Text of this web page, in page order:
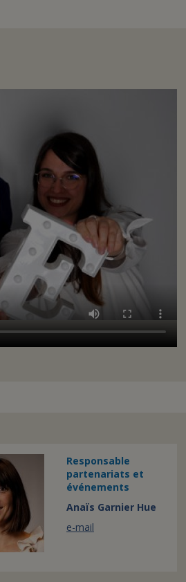
Responsable
partenariats et
événements
Anaïs Garnier Hue
e-mail